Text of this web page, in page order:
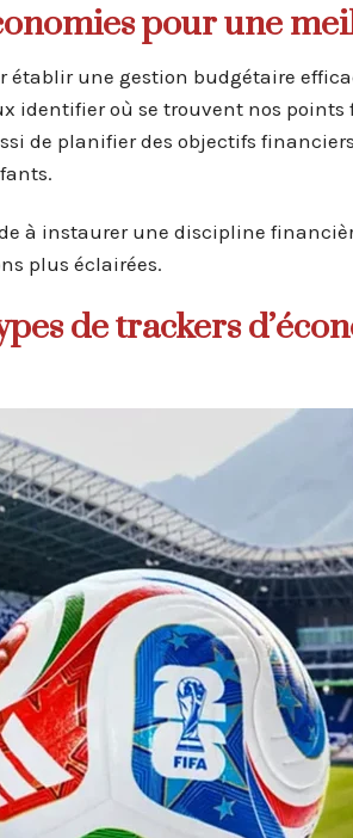
pour une
établir une gestion budgétaire
identifier où se trouvent nos points
de planifier des objectifs
à instaurer une discipline
plus éclairées.
de trackers